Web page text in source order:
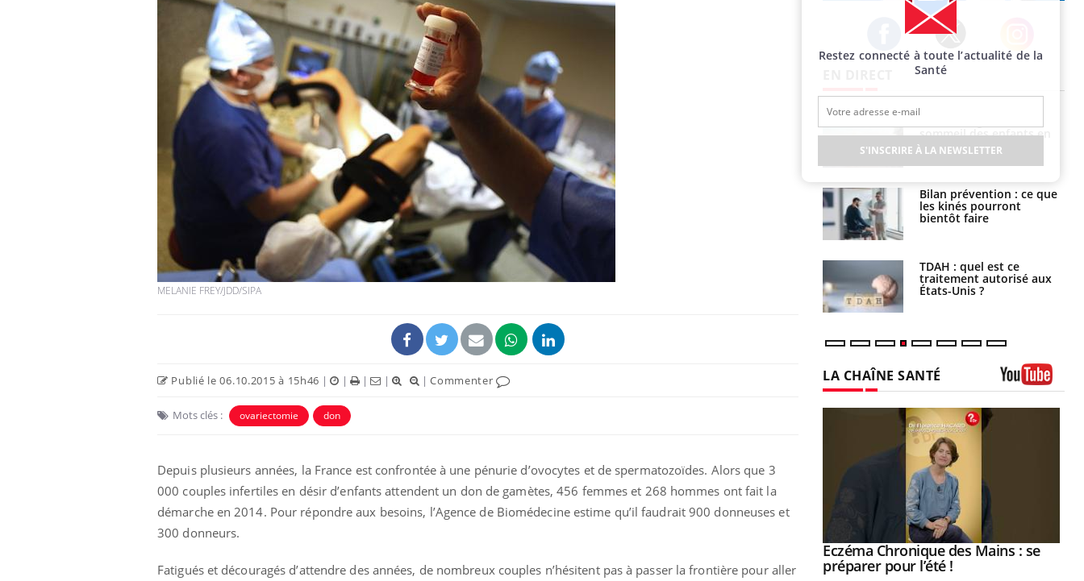
MELANIE FREY/JDD/SIPA
Publié le 06.10.2015 à 15h46 | | | | |Commenter
Mots clés : ovariectomie don
Depuis plusieurs années, la France est confrontée à une pénurie d’ovocytes et de spermatozoïdes. Alors que 3
000 couples infertiles en désir d’enfants attendent un don de gamètes, 456 femmes et 268 hommes ont fait la
démarche en 2014. Pour répondre aux besoins, l’Agence de Biomédecine estime qu’il faudrait 900 donneuses et
300 donneurs.
Fatigués et découragés d’attendre des années, de nombreux couples n’hésitent pas à passer la frontière pour aller
Facebook Twitter Instagram
Fortes chaleurs :
pourquoi le risque de
noyade grimpe-t-il ?
Le Viagra pourrait-il
freiner la propagation du
Pourquoi manger moins
de protéines pourrait
finalement être bénéfique
Grossesse et chaleur : ce
que dit la science
Le smartphone nuit-il à
l'apprentissage de la
lecture ?
Mordue par une tique en
vacances, elle reste dans
barracuda, une petite fille sommeil des enfants en
vacances ?
Bilan prévention : ce que
les kinés pourront
bientôt faire
TDAH : quel est ce
traitement autorisé aux
États-Unis ?
LA CHAÎNE SANTÉ
expliquer ma maladieYoutube
prévenir Youtube
Fatigue, irritabilité, brouillard mental ou
même alopécie… Les symptômes de la
carence en fer sont multiples ce qui la rend
osait en parler?? Youtube
Youtube
Eczéma Chronique des Mains : se
préparer pour l’été !Youtube
Restez connecté à toute l’actualité de la
Santé
S'INSCRIRE À LA NEWSLETTER